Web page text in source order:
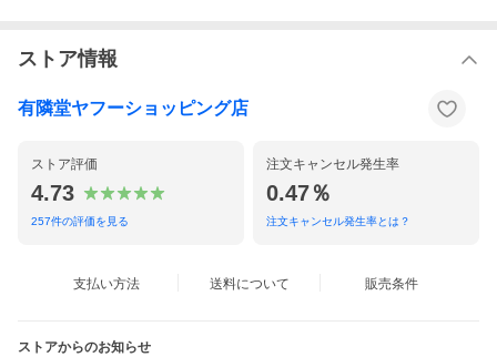
ストア情報
有隣堂ヤフーショッピング店
ストア評価
4.73
257件の評価を見る
注文キャンセル発生率
0.47％
注文キャンセル発生率とは？
支払い方法 送料について 販売条件
ストアからのお知らせ